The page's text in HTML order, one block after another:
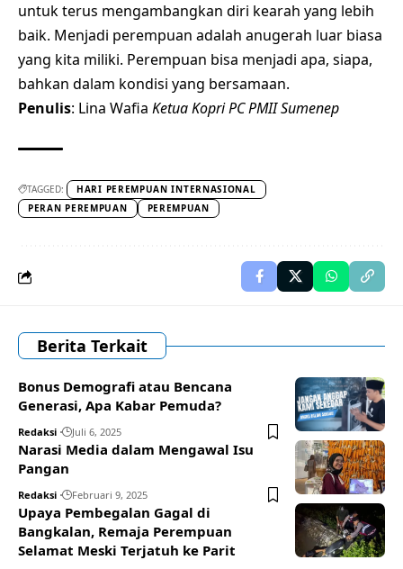
untuk terus mengambangkan diri kearah yang lebih
baik. Menjadi perempuan adalah anugerah luar biasa
yang kita miliki. Perempuan bisa menjadi apa, siapa,
bahkan dalam kondisi yang bersamaan.
Penulis: Lina Wafia Ketua Kopri PC PMII Sumenep
TAGGED:
HARI PEREMPUAN INTERNASIONAL
PERAN PEREMPUAN
PEREMPUAN
Berita Terkait
Bonus Demografi atau Bencana
Generasi, Apa Kabar Pemuda?
Redaksi Juli 6, 2025
Narasi Media dalam Mengawal Isu
Pangan
Redaksi Februari 9, 2025
Upaya Pembegalan Gagal di
Bangkalan, Remaja Perempuan
Selamat Meski Terjatuh ke Parit